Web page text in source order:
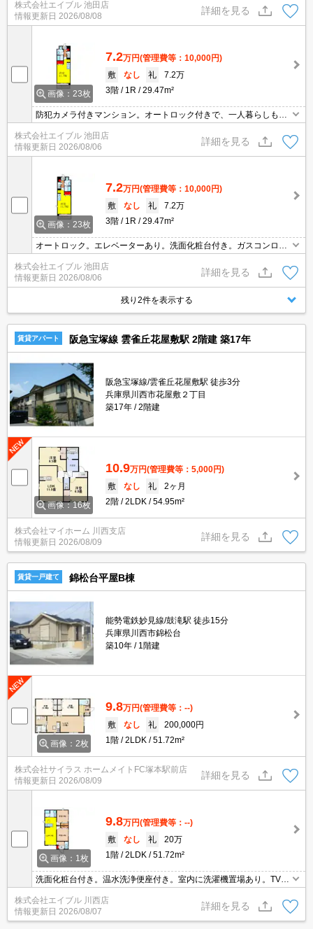
人暮らしはこのお部屋から。ぜひお問い合わせください!。
株式会社エイブル 池田店
情報更新日 2026/08/08
詳細を見る
画像：23枚
7.2万円(管理費等：10,000円)
敷
なし 礼
7.2万
3階
1R 29.47m²
防犯カメラ付きマンション。オートロック付きで、一人暮らしも安
心。2口ガスコンロ付。1年未満の解約時、違約金家賃+管理費の1ヶ
月分発生。
株式会社エイブル 池田店
情報更新日 2026/08/06
詳細を見る
画像：23枚
7.2万円(管理費等：10,000円)
敷
なし 礼
7.2万
3階
1R 29.47m²
オートロック。エレベーターあり。洗面化粧台付き。ガスコンロ付
き。エアコン1基付き。TVインターホン付き。1年未満解約時、違約
金家賃＋管理費の１ヶ月分。
株式会社エイブル 池田店
情報更新日 2026/08/06
詳細を見る
残り2件を表示する
賃貸アパート 阪急宝塚線 雲雀丘花屋敷駅 2階建 築17年
阪急宝塚線/雲雀丘花屋敷駅 徒歩3分
兵庫県川西市花屋敷２丁目
築17年
2階建
画像：16枚
10.9万円(管理費等：5,000円)
敷
なし 礼
2ヶ月
2階
2LDK 54.95m²
株式会社マイホーム 川西支店
情報更新日 2026/08/09
詳細を見る
賃貸一戸建て 錦松台平屋B棟
能勢電鉄妙見線/鼓滝駅 徒歩15分
兵庫県川西市錦松台
築10年
1階建
画像：2枚
9.8万円(管理費等：--)
敷
なし 礼
200,000円
1階
2LDK 51.72m²
株式会社サイラス ホームメイトFC塚本駅前店
情報更新日 2026/08/09
詳細を見る
画像：1枚
9.8万円(管理費等：--)
敷
なし 礼
20万
1階
2LDK 51.72m²
洗面化粧台付き。温水洗浄便座付き。室内に洗濯機置場あり。TVイ
ンターホン付き。
株式会社エイブル 川西店
情報更新日 2026/08/07
詳細を見る